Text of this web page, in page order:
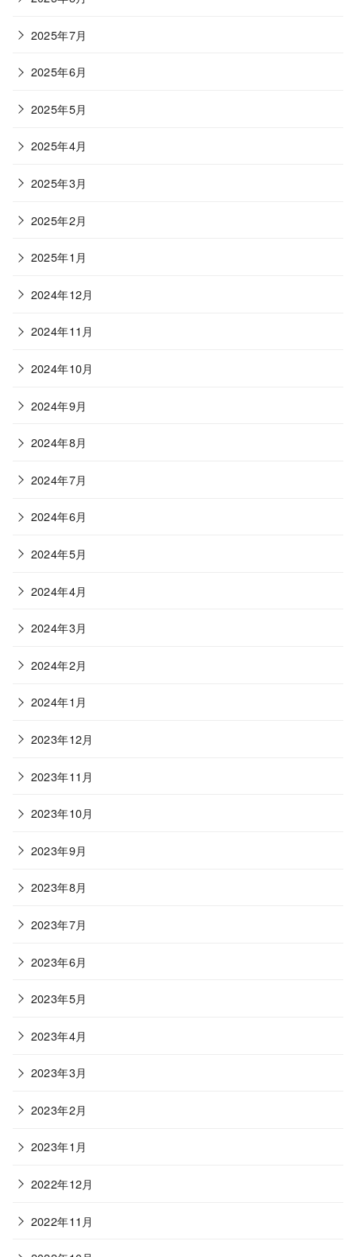
2025年7月
2025年6月
2025年5月
2025年4月
2025年3月
2025年2月
2025年1月
2024年12月
2024年11月
2024年10月
2024年9月
2024年8月
2024年7月
2024年6月
2024年5月
2024年4月
2024年3月
2024年2月
2024年1月
2023年12月
2023年11月
2023年10月
2023年9月
2023年8月
2023年7月
2023年6月
2023年5月
2023年4月
2023年3月
2023年2月
2023年1月
2022年12月
2022年11月